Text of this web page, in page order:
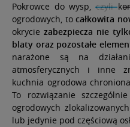
Pokrowce do wysp, czyli
ogrodowych, to całkowita
okrycie zabezpiecza nie
blaty oraz pozostałe
narażone są na
atmosferycznych i inne
kuchnia ogrodowa
To rozwiązanie
ogrodowych
lub jedynie pod częściową